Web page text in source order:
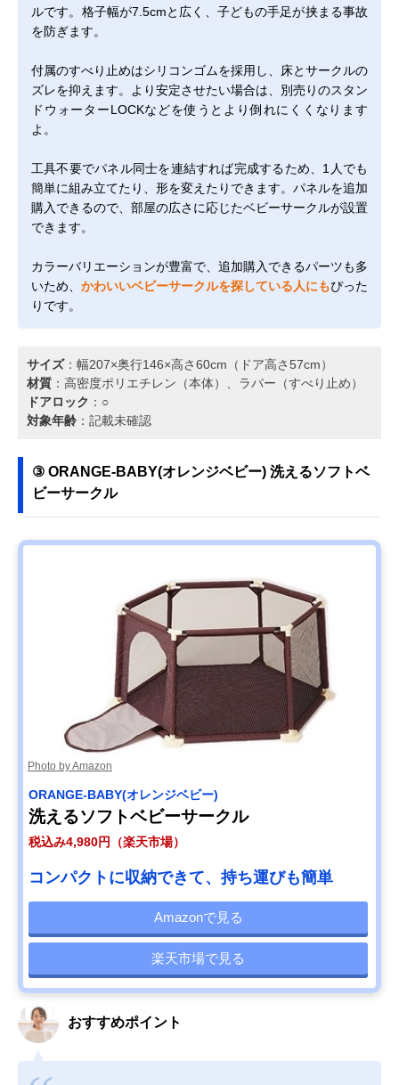
ルです。格子幅が7.5cmと広く、子どもの手足が挟まる事故
を防ぎます。
付属のすべり止めはシリコンゴムを採用し、床とサークルの
ズレを抑えます。より安定させたい場合は、別売りのスタン
ドウォーターLOCKなどを使うとより倒れにくくなります
よ。
工具不要でパネル同士を連結すれば完成するため、1人でも
簡単に組み立てたり、形を変えたりできます。パネルを追加
購入できるので、部屋の広さに応じたベビーサークルが設置
できます。
カラーバリエーションが豊富で、追加購入できるパーツも多
いため、 かわいいベビーサークルを探している人にもぴった
りです。
サイズ：幅207×奥行146×高さ60cm（ドア高さ57cm）
材質 ：高密度ポリエチレン（本体）、ラバー（すべり止め）
ドアロック ：○
対象年齢 ：記載未確認
③ ORANGE-BABY(オレンジベビー) 洗えるソフトベ
ビーサークル
Photo by Amazon
ORANGE-BABY(オレンジベビー)
洗えるソフトベビーサークル
税込み4,980円（楽天市場）
コンパクトに収納できて、持ち運びも簡単
Amazonで見る
楽天市場で見る
おすすめポイント